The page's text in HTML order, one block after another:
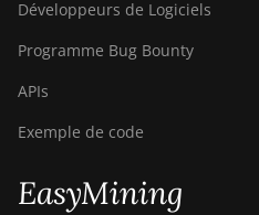
Développeurs de Logiciels
Programme Bug Bounty
APIs
Exemple de code
EasyMining